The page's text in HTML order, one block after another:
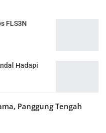
FLS3N
Hadapi
Panggung Tengah